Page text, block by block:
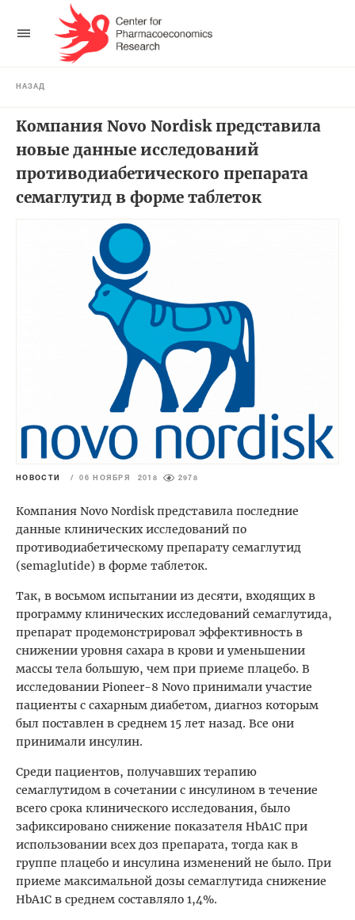
НАЗАД
Компания Novo Nordisk представила
новые данные исследований
противодиабетического препарата
семаглутид в форме таблеток
НОВОСТИ / 06 НОЯБРЯ 2018 2978
Компания Novo Nordisk представила последние
данные клинических исследований по
противодиабетическому препарату семаглутид
(semaglutide) в форме таблеток.
Так, в восьмом испытании из десяти, входящих в
программу клинических исследований семаглутида,
препарат продемонстрировал эффективность в
снижении уровня сахара в крови и уменьшении
массы тела большую, чем при приеме плацебо. В
исследовании Pioneer-8 Novo принимали участие
пациенты с сахарным диабетом, диагноз которым
был поставлен в среднем 15 лет назад. Все они
принимали инсулин.
Среди пациентов, получавших терапию
семаглутидом в сочетании с инсулином в течение
всего срока клинического исследования, было
зафиксировано снижение показателя HbA1C при
использовании всех доз препарата, тогда как в
группе плацебо и инсулина изменений не было. При
приеме максимальной дозы семаглутида снижение
HbA1C в среднем составляло 1,4%.